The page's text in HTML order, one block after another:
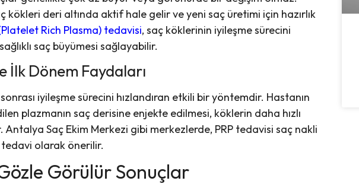
kökleri deri altında aktif hale gelir ve yeni saç üretimi için hazırlık
Rich Plasma) tedavisi, saç köklerinin iyileşme sürecini
saç büyümesi sağlayabilir.
İlk Dönem Faydaları
iyileşme sürecini hızlandıran etkili bir yöntemdir. Hastanın
plazmanın saç derisine enjekte edilmesi, köklerin daha hızlı
Antalya Saç Ekim Merkezi gibi merkezlerde, PRP tedavisi saç nakli
olarak önerilir.
Görülür Sonuçlar